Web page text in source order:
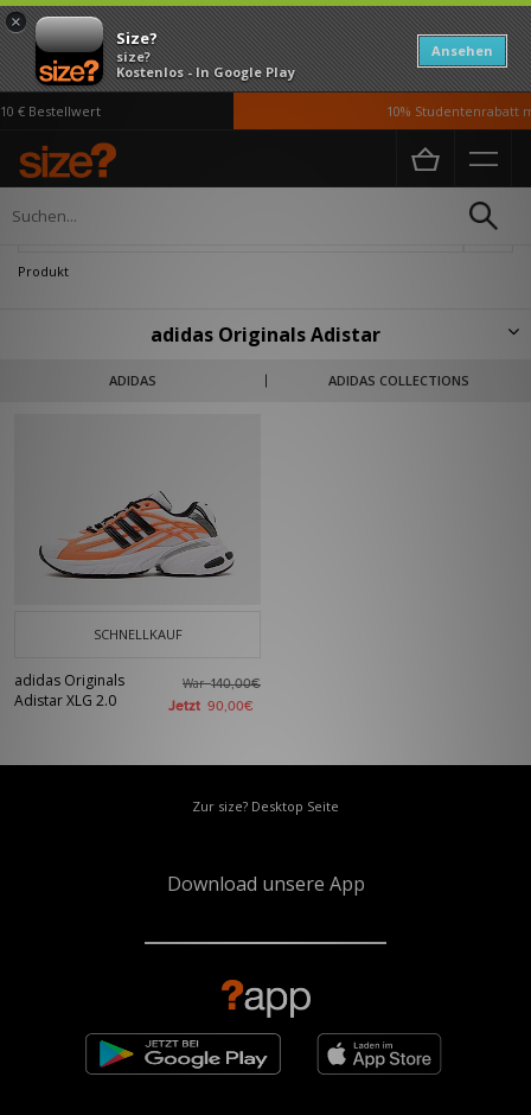
×
Size?
size?
Kostenlos - In Google Play
Ansehen
€ Bestellwert 10% Studentenrabatt
Home Herren
Produkt
adidas Originals Adistar
ADIDAS ADIDAS COLLECTIONS
Die Adistar-Linie von adidas prägt seit den 90ern die Laufszene –
innovativ, dynamisch und ihrer Zeit voraus. Mit dem Adistar Control 5 von
SCHNELLKAUF
adidas Originals
Adistar XLG 2.0
War140,00€
Jetzt 90,00€
Zur size? Desktop Seite
Download unsere App